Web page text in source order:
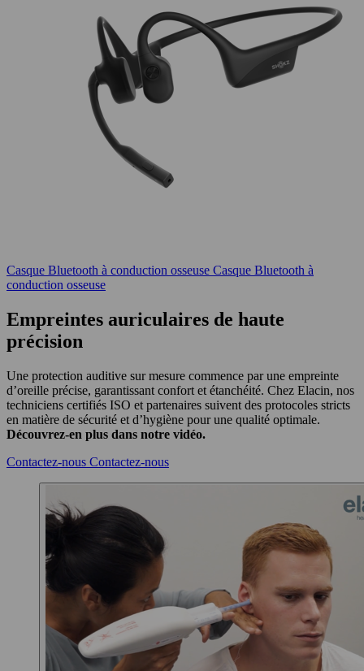
Casque Bluetooth à conduction osseuse Casque Bluetooth à
conduction osseuse
Empreintes auriculaires de haute
précision
Une protection auditive sur mesure commence par une empreinte
d’oreille précise, garantissant confort et étanchéité. Chez Elacin, nos
techniciens certifiés ISO et partenaires suivent des protocoles stricts
en matière de sécurité et d’hygiène pour une qualité optimale.
Découvrez-en plus dans notre vidéo.
Contactez-nous Contactez-nous